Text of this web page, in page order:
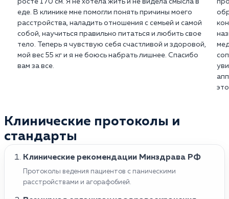
росте 170 см. Я не хотела жить и не видела смысла в
еде. В клинике мне помогли понять причины моего
расстройства, наладить отношения с семьей и самой
собой, научиться правильно питаться и любить свое
тело. Теперь я чувствую себя счастливой и здоровой,
мой вес 55 кг и я не боюсь набрать лишнее. Спасибо
вам за все.
Клинические протоколы и
стандарты
Клинические рекомендации Минздрава РФ
Протоколы ведения пациентов с паническими
расстройствами и агорафобией.